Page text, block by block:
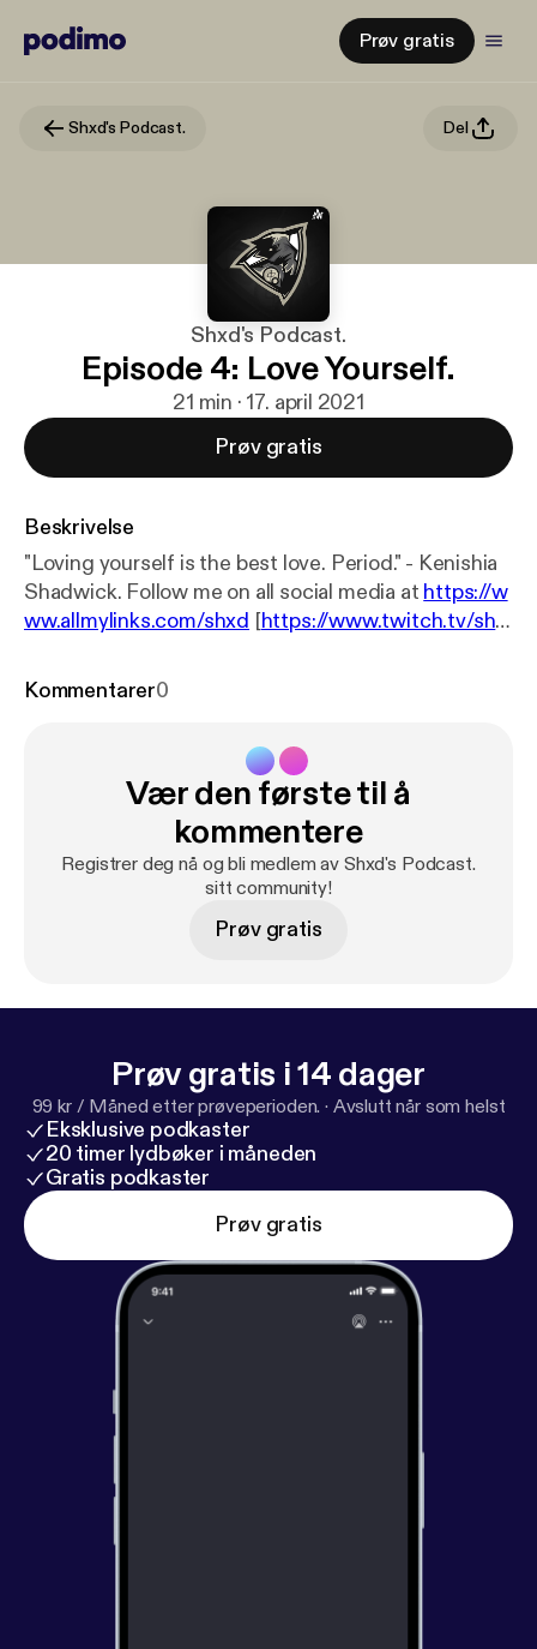
Prøv gratis
Shxd's Podcast. Del
Shxd's Podcast.
Episode 4: Love Yourself.
21 min · 17. april 2021
Prøv gratis
Beskrivelse
"Loving yourself is the best love. Period." - Kenishia
Shadwick. Follow me on all social media at https://w
ww.allmylinks.com/shxd [https://www.twitch.tv/shx
listen. I love you all. See you on the next podcast,
Kommentarer0
Vær den første til å
kommentere
Registrer deg nå og bli medlem av Shxd's Podcast.
sitt community!
Prøv gratis
Prøv gratis i 14 dager
99 kr / Måned etter prøveperioden. · Avslutt når som helst
Eksklusive podkaster
20 timer lydbøker i måneden
Gratis podkaster
Prøv gratis